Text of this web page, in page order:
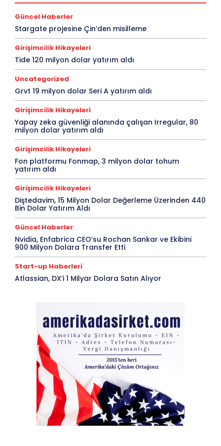
Güncel Haberler
Stargate projesine Çin’den misilleme
Girişimcilik Hikayeleri
Tide 120 milyon dolar yatırım aldı
Uncategorized
Grvt 19 milyon dolar Seri A yatırım aldı
Girişimcilik Hikayeleri
Yapay zeka güvenliği alanında çalışan Irregular, 80
milyon dolar yatırım aldı
Girişimcilik Hikayeleri
Fon platformu Fonmap, 3 milyon dolar tohum
yatırım aldı
Girişimcilik Hikayeleri
Diştedavim, 15 Milyon Dolar Değerleme Üzerinden 440
Bin Dolar Yatırım Aldı
Güncel Haberler
Nvidia, Enfabrica CEO’su Rochan Sankar ve Ekibini
900 Milyon Dolara Transfer Etti
Start-up Haberleri
Atlassian, DX’i 1 Milyar Dolara Satın Alıyor